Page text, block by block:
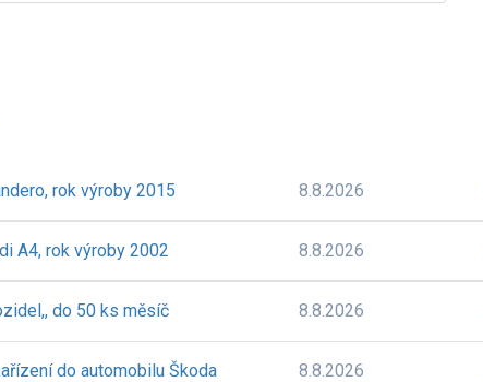
rok výroby 2015 8.8.2026
A4, rok výroby 2002 8.8.2026
do 50 ks měsíč 8.8.2026
do automobilu Škoda
8.8.2026